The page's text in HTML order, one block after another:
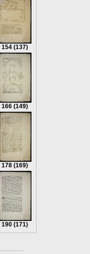
154 (137)
166 (149)
178 (169)
190 (171)